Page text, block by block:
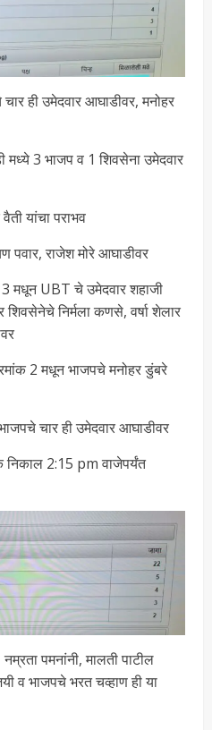
ही उमेदवार आघाडीवर, मनोहर
3 भाजप व 1 शिवसेना उमेदवार
यांचा पराभव
पवार, राजेश मोरे आघाडीवर
मधून UBT चे उमेदवार शहाजी
निर्मला कणसे, वर्षा शेलार
2 मधून भाजपचे मनोहर डुंबरे
चार ही उमेदवार आघाडीवर
निकाल 2:15 pm वाजेपर्यंत
पमनांनी, मालती पाटील
व भाजपचे भरत चव्हाण ही या